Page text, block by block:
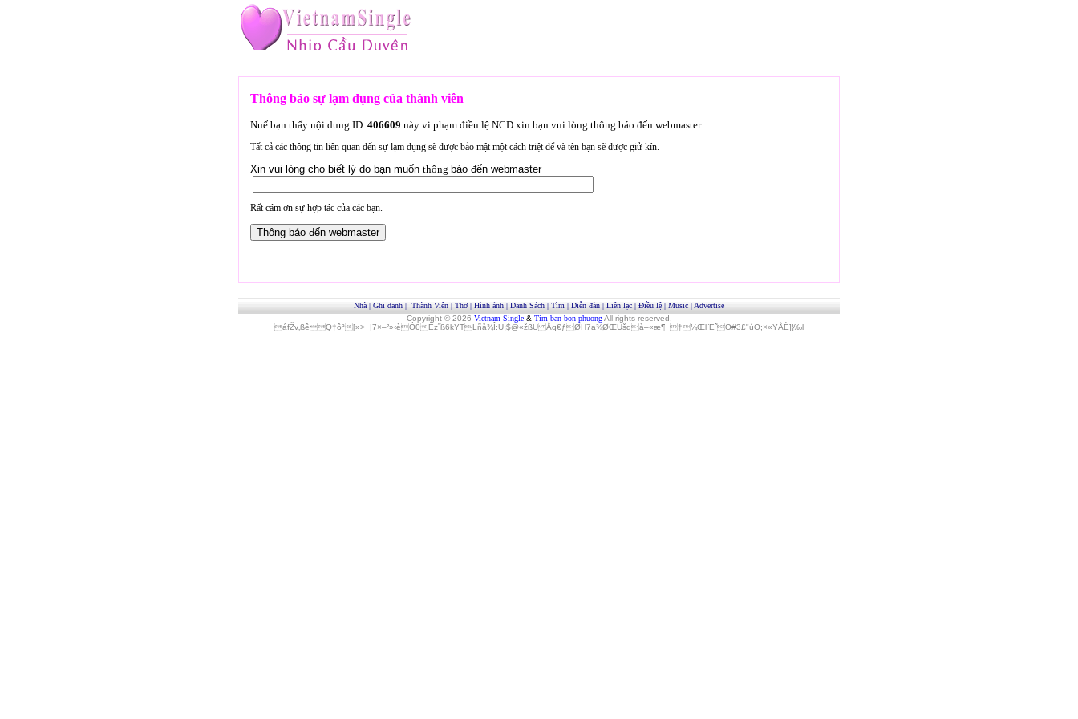
Thông báo sự lạm dụng của thành viên
Nuế bạn thấy nội dung ID 406609 này vi phạm điều lệ NCD xin bạn vui lòng thông báo đến webmaster.
Tất cả các thông tin liên quan đến sự lạm dụng sẽ được bảo mật một cách triệt để và tên bạn sẽ được giử kín.
Xin vui lòng cho biết lý do bạn muốn thông báo đến webmaster
Rất cám ơn sự hợp tác của các bạn.
Nhà | Ghi danh | Thành Viên | Thơ| Hình ảnh | Danh Sách | Tìm | Diễn đàn | Liên lạc | Điều lệ | Music | Advertise
Copyright © 2026 Vietnam Single& Tim ban bon phuong All rights reserved.
áfŽv‚ßêQ†ôª[»>_|7×–²»‹èÓ0Èz˜ß6kYTLñå¾Î:U¡$@«žßÜ Åq€ƒØH7a¾ØŒUšqà–«æ¶_†¼Œl¨ËˆO#3£"úO;×«Y­ÅÈ]}‰l